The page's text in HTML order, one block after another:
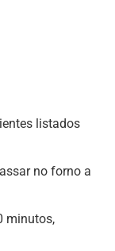
listados
no forno a
minutos,